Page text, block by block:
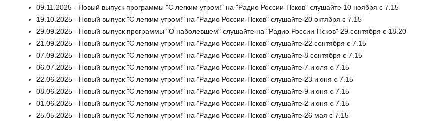
09.11.2025 - Новый выпуск программы "С легким утром!" на "Радио России-Псков" слушайте 10 ноября с 7.15
19.10.2025 - Новый выпуск "С легким утром!" на "Радио России-Псков" слушайте 20 октября с 7.15
29.09.2025 - Новый выпуск программы "О наболевшем" слушайте на "Радио России-Псков" 29 сентября с 18.20
21.09.2025 - Новый выпуск "С легким утром!" на "Радио России-Псков" слушайте 22 сентября с 7.15
07.09.2025 - Новый выпуск "С легким утром!" на "Радио России-Псков" слушайте 8 сентября с 7.15
06.07.2025 - Новый выпуск "С легким утром!" на "Радио России-Псков" слушайте 7 июля с 7.15
22.06.2025 - Новый выпуск "С легким утром!" на "Радио России-Псков" слушайте 23 июня с 7.15
08.06.2025 - Новый выпуск "С легким утром!" на "Радио России-Псков" слушайте 9 июня с 7.15
01.06.2025 - Новый выпуск "С легким утром!" на "Радио России-Псков" слушайте 2 июня с 7.15
25.05.2025 - Новый выпуск "С легким утром!" на "Радио России-Псков" слушайте 26 мая с 7.15